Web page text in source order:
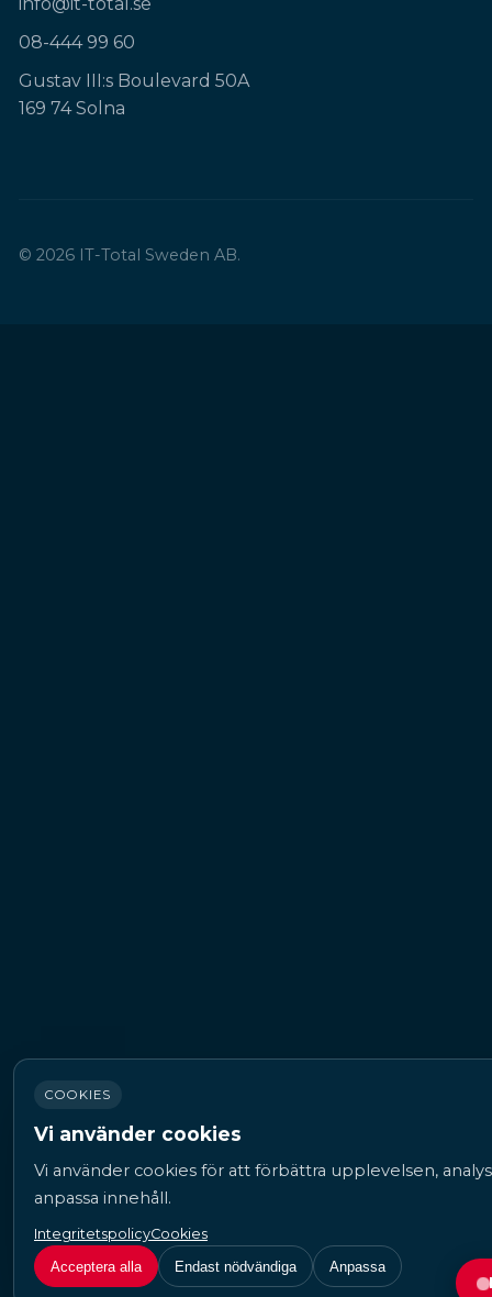
08-444 99 60
Gustav III:s Boulevard 50A
169 74 Solna
© 2026 IT-Total Sweden AB.
COOKIES
Vi använder cookies
Vi använder cookies för att förbättra upplevelsen,
anpassa innehåll.
IntegritetspolicyCookies
Acceptera alla
Endast nödvändiga Anpassa